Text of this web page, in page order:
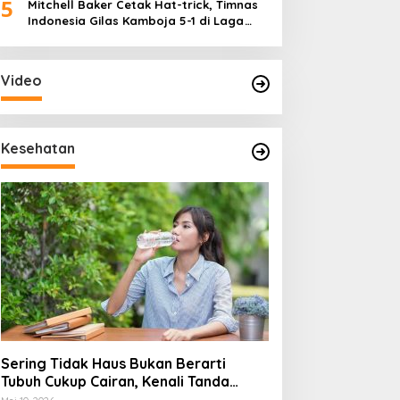
5
Mitchell Baker Cetak Hat-trick, Timnas
Indonesia Gilas Kamboja 5-1 di Laga
Video
Kesehatan
Sering Tidak Haus Bukan Berarti
Tubuh Cukup Cairan, Kenali Tanda